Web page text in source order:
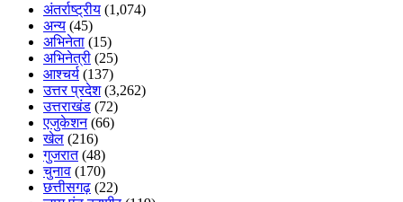
अंतर्राष्ट्रीय (1,074)
अन्य (45)
अभिनेता (15)
अभिनेत्री (25)
आश्चर्य (137)
उत्तर प्रदेश(3,262)
उत्तराखंड (72)
एजुकेशन(66)
खेल (216)
गुजरात(48)
चुनाव (170)
छत्तीसगढ़ (22)